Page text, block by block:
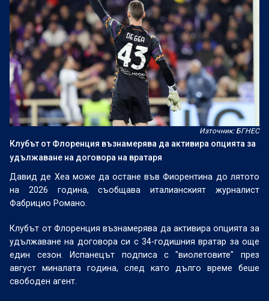
Източник: БГНЕС
Клубът от Флоренция възнамерява да активира опцията за
удължаване на договора на вратаря
Давид де Хеа може да остане във Фиорентина до лятото
на 2026 година, съобщава италианският журналист
Фабрицио Романо.
Клубът от Флоренция възнамерява да активира опцията за
удължаване на договора си с 34-годишния вратар за още
един сезон. Испанецът подписа с "виолетовите" през
август миналата година, след като дълго време беше
свободен агент.